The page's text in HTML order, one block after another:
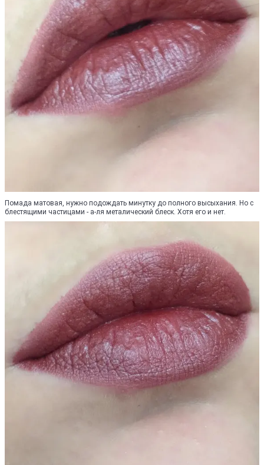
Помада матовая, нужно подождать минутку до полного высыхания. Но с
блестящими частицами - а-ля металический блеск. Хотя его и нет.